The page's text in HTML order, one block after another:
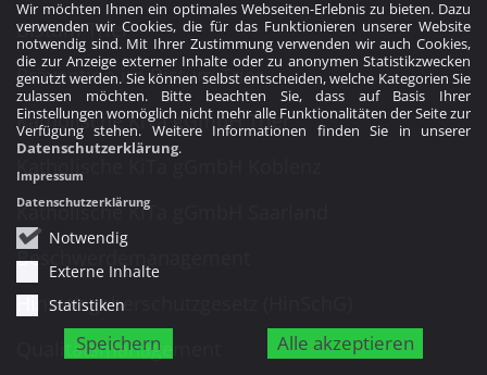
Wir möchten Ihnen ein optimales Webseiten-Erlebnis zu bieten. Dazu
verwenden wir Cookies, die für das Funktionieren unserer Website
notwendig sind. Mit Ihrer Zustimmung verwenden wir auch Cookies,
die zur Anzeige externer Inhalte oder zu anonymen Statistikzwecken
genutzt werden. Sie können selbst entscheiden, welche Kategorien Sie
zulassen möchten. Bitte beachten Sie, dass auf Basis Ihrer
Einstellungen womöglich nicht mehr alle Funktionalitäten der Seite zur
Verfügung stehen. Weitere Informationen finden Sie in unserer
Datenschutzerklärung.
Notwendig
Externe Inhalte
Statistiken
Speichern Alle akzeptieren
Impressum
Datenschutzerklärung
Bistum Trier
Prävention im Bistum Trier
Katholische KiTa gGmbH Trier
Katholische KiTa gGmbH Koblenz
Katholische KiTa gGmbH Saarland
Beschwerdemanagement
Hinweisgeberschutzgesetz (HinSchG)
Qualitätsmanagement